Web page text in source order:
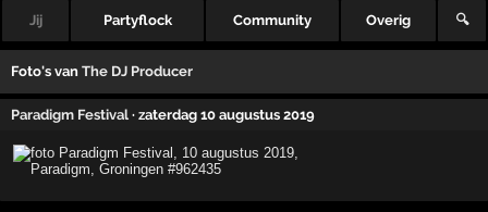
Jij Partyflock Community Overig 🔍
Foto's vanThe DJ Producer
Paradigm Festival · zaterdag 10 augustus 2019